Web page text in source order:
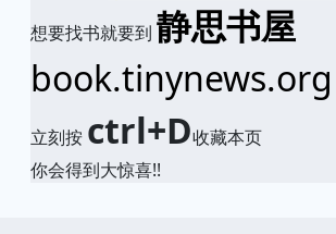
想要找书就要到 静思书屋
book.tinynews.org
立刻按 ctrl+D收藏本页
你会得到大惊喜!!